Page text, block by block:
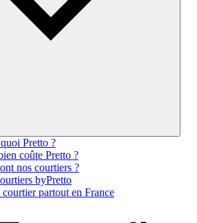
Pretto ?
coûte Pretto ?
nos courtiers ?
byPretto
courtier partout en France